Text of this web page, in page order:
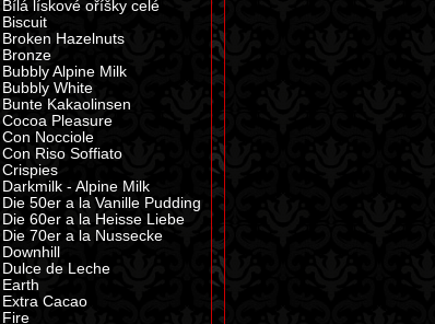
Bílá lískové oříšky celé
Biscuit
Broken Hazelnuts
Bronze
Bubbly Alpine Milk
Bubbly White
Bunte Kakaolinsen
Cocoa Pleasure
Con Nocciole
Con Riso Soffiato
Crispies
Darkmilk - Alpine Milk
Die 50er a la Vanille Pudding
Die 60er a la Heisse Liebe
Die 70er a la Nussecke
Downhill
Dulce de Leche
Earth
Extra Cacao
Fire